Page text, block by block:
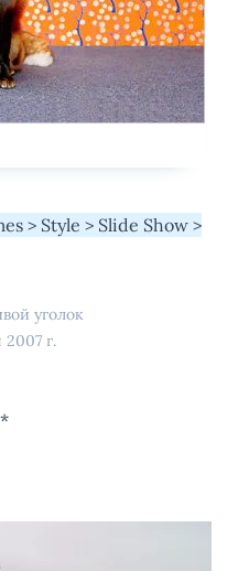
> Style > Slide Show >
уголок
2007 г.